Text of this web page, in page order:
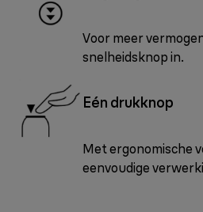
Voor meer
snelheidsknop in.
Eén drukknop
Met ergonomische
eenvoudige